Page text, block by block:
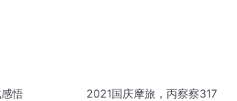
悟
2021国庆摩旅，丙察察317